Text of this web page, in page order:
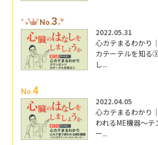
No.3
2022.05.31
心カテまるわかり
カテーテルを知る
し...
No.4
2022.04.05
心カテまるわかり
われるME機器～テ
ー...